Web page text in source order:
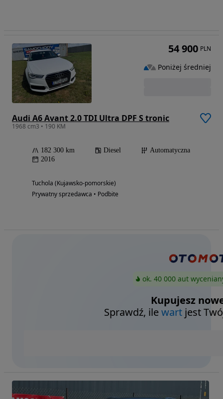
Audi A6 Avant 2.0 TDI Ultra DPF S tronic
1968 cm3 • 190 KM
182 300 km Diesel
Automatyczna
2016
Tuchola (Kujawsko-pomorskie)
Prywatny sprzedawca • Podbite
54 900 PLN
Poniżej średniej
ok. 40 000 aut
Kupujesz
Sprawdź, ilewart jest